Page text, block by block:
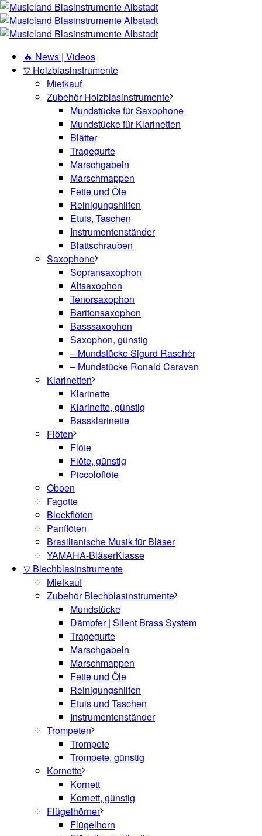
🔥 News | Videos
▽ Holzblasinstrumente
Mietkauf
Zubehör Holzblasinstrumente
Mundstücke für Saxophone
Mundstücke für Klarinetten
Blätter
Tragegurte
Marschgabeln
Marschmappen
Fette und Öle
Reinigungshilfen
Etuis, Taschen
Instrumentenständer
Blattschrauben
Saxophone
Sopransaxophon
Altsaxophon
Tenorsaxophon
Baritonsaxophon
Basssaxophon
Saxophon, günstig
– Mundstücke Sigurd Raschèr
– Mundstücke Ronald Caravan
Klarinetten
Klarinette
Klarinette, günstig
Bassklarinette
Flöten
Flöte
Flöte, günstig
Piccoloflöte
Oboen
Fagotte
Blockflöten
Panflöten
Brasilianische Musik für Bläser
YAMAHA-BläserKlasse
▽ Blechblasinstrumente
Mietkauf
Zubehör Blechblasinstrumente
Mundstücke
Dämpfer | Silent Brass System
Tragegurte
Marschgabeln
Marschmappen
Fette und Öle
Reinigungshilfen
Etuis und Taschen
Instrumentenständer
Trompeten
Trompete
Trompete, günstig
Kornette
Kornett
Kornett, günstig
Flügelhörner
Flügelhorn